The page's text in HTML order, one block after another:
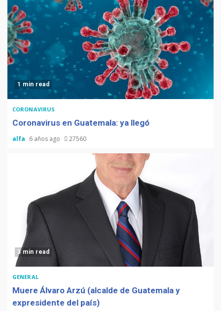
1 min read
CORONAVIRUS
Coronavirus en Guatemala: ya llegó
alfa 6 años ago 27560
3 min read
GENERAL
Muere Álvaro Arzú (alcalde de Guatemala y
expresidente del país)